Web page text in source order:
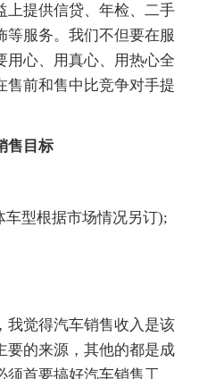
上提供信贷、年检、二手
等服务。我们不但要在服
用心、用真心、用热心全
售前和售中比竞争对手提
目标
型根据市场情况另订);
觉得汽车销售收入是该
要的来源，其他的都是成
须首要搞好汽车销售工